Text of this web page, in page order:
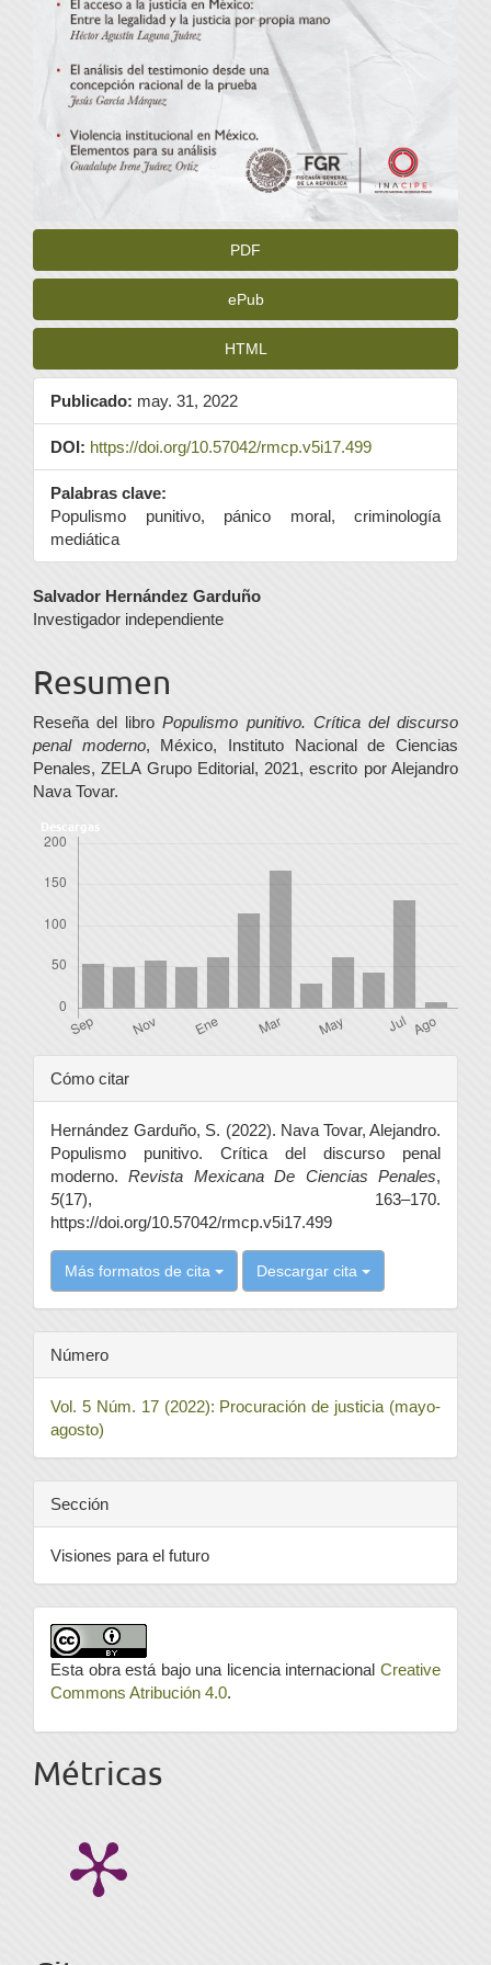
PDF
ePub
HTML
Publicado: may. 31, 2022
DOI: https://doi.org/10.57042/rmcp.v5i17.499
Palabras clave:
Populismo punitivo, pánico moral, criminología
mediática
Contenido
principal
del
artículo
Salvador Hernández Garduño
Investigador independiente
Resumen
Reseña del libroPopulismo punitivo. Crítica del discurso
penal moderno, México, Instituto Nacional de Ciencias
Penales, ZELA Grupo Editorial, 2021, escrito por Alejandro
Nava Tovar.
Descargas
Detalles
del
artículo
Cómo citar
Hernández Garduño, S. (2022). Nava Tovar, Alejandro.
Populismo punitivo. Crítica del discurso penal
moderno.Revista Mexicana De Ciencias Penales,
5(17), 163–170.
https://doi.org/10.57042/rmcp.v5i17.499
Más formatos de cita Descargar cita
Número
Vol. 5 Núm. 17 (2022): Procuración de justicia (mayo-
agosto)
Sección
Visiones para el futuro
Esta obra está bajo una licencia internacional Creative
Commons Atribución 4.0.
Métricas